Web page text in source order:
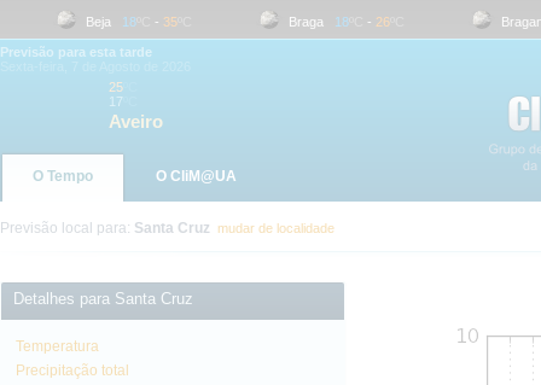
Beja 18 ºC- 35 ºC Braga 18 ºC- 26 ºC Bragança
Previsão para esta tarde
25
17
Aveiro
O Tempo O CliM@UA
Previsão local para: Santa Cruz mudar de localidade
Detalhes para Santa Cruz
Temperatura
Precipitação total